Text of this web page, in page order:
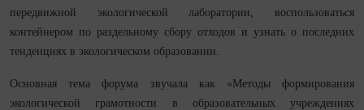
передвижной экологической лаборатории, воспользоваться
контейнером по раздельному сбору отходов и узнать о последних
тенденциях в экологическом образовании.
Основная тема форума звучала как «Методы формирования
экологической грамотности в образовательных учреждениях